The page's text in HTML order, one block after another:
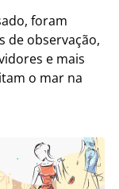
foram
de observação,
e mais
o mar na